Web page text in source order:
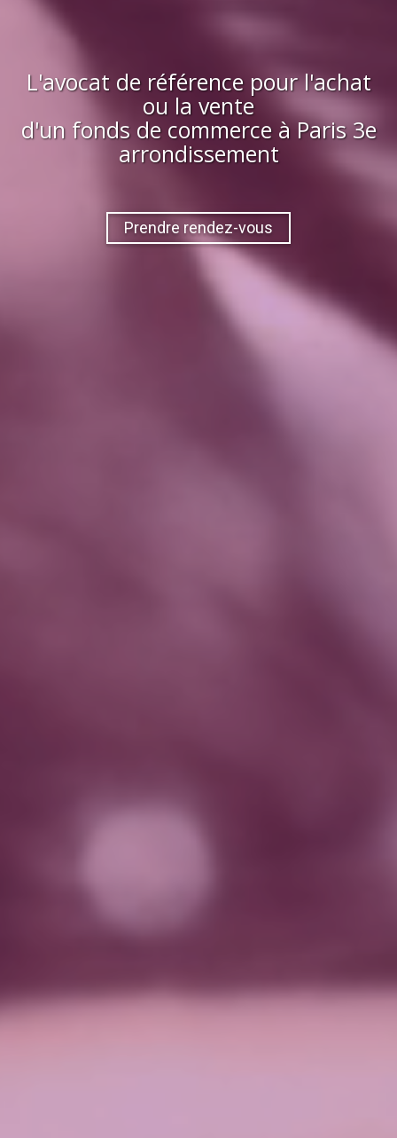
L'avocat de référence pour l'achat
ou la vente
d'un fonds de commerceà Paris 3e
arrondissement
Prendre rendez-vous